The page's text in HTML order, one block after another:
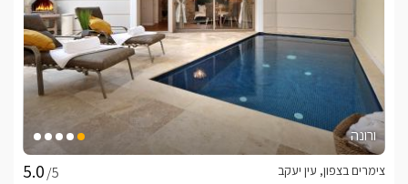
החורף. סביבה ניצבות כורסאות רבות עשויות ראטן איכותי, עמדת
עם מטבח חיצוני, תאורת ערב נעימה ושמיים פתוחים אין לנו ספק
שהחופשה הבאה שלכם כאן תהיה וואו.
דגשים על האירוח
עם הגעתכם לסוויטה יחכו לכם שלל פינוקים כגון; בקבוק יין איכותי,
ורונה
/5
צימרים בצפון, עין יעקב